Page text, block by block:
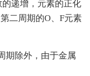
递增，元素的正化
二周期的O、F元素
除外，由于金属